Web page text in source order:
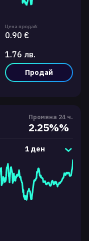
Цена продай:
0.90 €
1.76 лв.
Продай
Промяна 24 ч.
2.25%%
1 ден